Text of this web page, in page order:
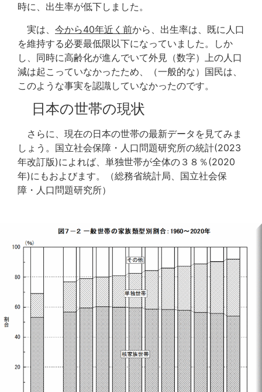
時に、出生率が低下しました。
実は、 今から40年近く前から、出生率は、既に人口
を維持する必要最低限以下になっていました。しか
し、同時に高齢化が進んでいて外見（数字）上の人口
減は起こっていなかったため、（一般的な）国民は、
このような事実を認識していなかったのです。
日本の世帯の現状
さらに、現在の日本の世帯の最新データを見てみま
しょう。国立社会保障・人口問題研究所の統計(2023
年改訂版)によれば、単独世帯が全体の３８％(2020
年)にもおよびます。（総務省統計局、国立社会保
障・人口問題研究所）